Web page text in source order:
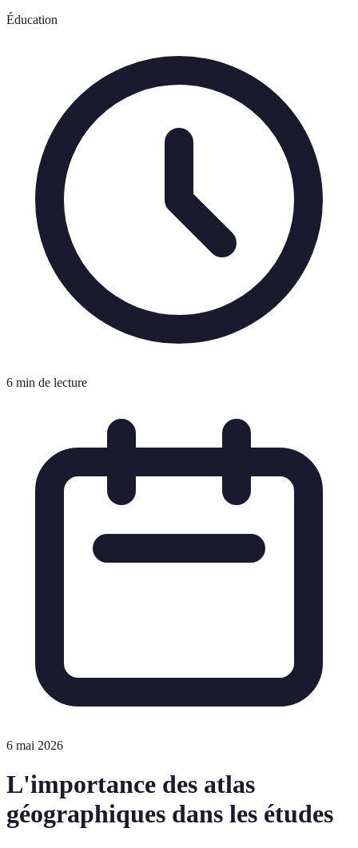
Éducation
6 min de lecture
6 mai 2026
L'importance des atlas
géographiques dans les études